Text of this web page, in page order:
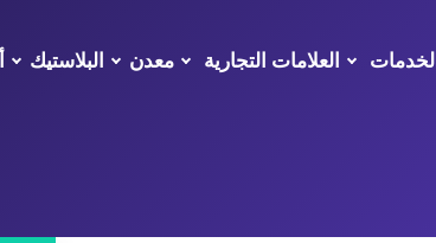
البلاستيك معدن العلامات التجارية الخدمات